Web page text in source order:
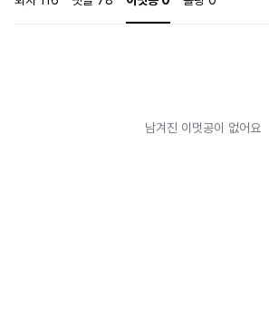
것도 전부 거짓말이었어요?” * * * 공 : 엘드릭 폰 벨
듯 불우한 성장기를 거친 전형적 흑막. 세상 불태울
환생하기 전까지는. 수년간 엘드릭을 짝사랑했으나
남겨진 이멋공이 없어요